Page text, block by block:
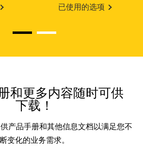
已使用的选项
和更多内容随时可供
下载！
产品手册和其他信息文档以满足您不
断变化的业务需求。